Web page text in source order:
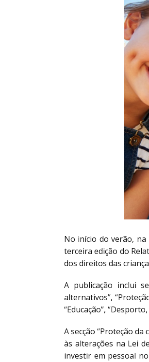
No início do verão, na
terceira edição do
dos direitos das
A publicação inclui
alternativos”,
“Educação”,
A secção “Proteção
às alterações na Lei
investir em pessoal